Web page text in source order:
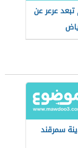
عرعر عن
سمرقند